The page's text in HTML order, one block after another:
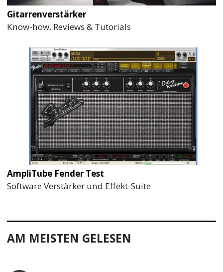
Gitarrenverstärker
Know-how, Reviews & Tutorials
AmpliTube Fender Test
Software Verstärker und Effekt-Suite
AM MEISTEN GELESEN